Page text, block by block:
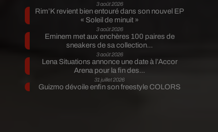
3 août 2026
Rim’K revient bien entouré dans son nouvel EP
« Soleil de minuit »
3 août 2026
Eminem met aux enchères 100 paires de
sneakers de sa collection...
3 août 2026
Lena Situations annonce une date à l’Accor
Arena pour la fin des...
31 juillet 2026
Guizmo dévoile enfin son freestyle COLORS